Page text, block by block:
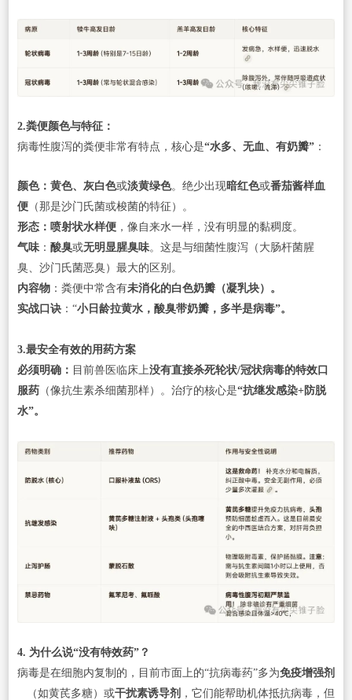
2.粪便颜色与特征：
病毒性腹泻的粪便非常有特点，核心是“水多、无血、有奶瓣”：
颜色：黄色、灰白色或淡黄绿色。绝少出现暗红色或番茄酱样血
便（那是沙门氏菌或梭菌的特征）。
形态：喷射状水样便，像自来水一样，没有明显的黏稠度。
气味： 酸臭或无明显腥臭味。这是与细菌性腹泻（大肠杆菌腥
臭、沙门氏菌恶臭）最大的区别。
内容物：粪便中常含有未消化的白色奶瓣（凝乳块）。
实战口诀：“小日龄拉黄水，酸臭带奶瓣，多半是病毒”。
3.最安全有效的用药方案
必须明确： 目前兽医临床上没有直接杀死轮状/冠状病毒的特效口
服药（像抗生素杀细菌那样）。治疗的核心是“抗继发感染+防脱
水”。
4. 为什么说“没有特效药”？
病毒是在细胞内复制的，目前市面上的“抗病毒药”多为免疫增强剂
（如黄芪多糖）或干扰素诱导剂 ，它们能帮助机体抵抗病毒，但